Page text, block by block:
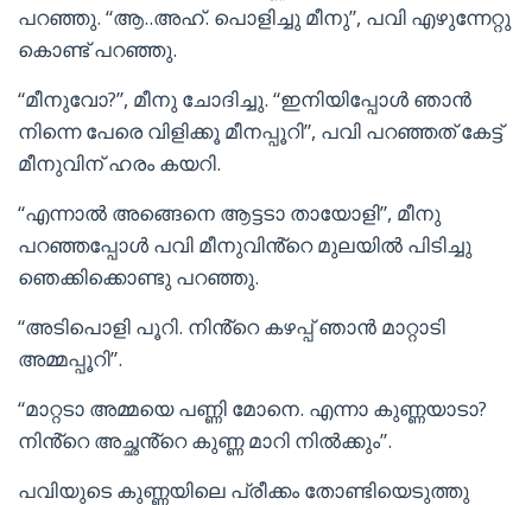
പറഞ്ഞു. “ആ..അഹ്. പൊളിച്ചു മീനു”, പവി എഴുന്നേറ്റു
കൊണ്ട് പറഞ്ഞു.
“മീനുവോ?”, മീനു ചോദിച്ചു. “ഇനിയിപ്പോൾ ഞാൻ
നിന്നെ പേരെ വിളിക്കൂ മീനപ്പൂറി”, പവി പറഞ്ഞത് കേട്ട്
മീനുവിന് ഹരം കയറി.
“എന്നാൽ അങ്ങെനെ ആട്ടടാ തായോളി”, മീനു
പറഞ്ഞപ്പോൾ പവി മീനുവിൻ്റെ മുലയിൽ പിടിച്ചു
ഞെക്കിക്കൊണ്ടു പറഞ്ഞു.
“അടിപൊളി പൂറി. നിൻ്റെ കഴപ്പ് ഞാൻ മാറ്റാടി
അമ്മപ്പൂറി”.
“മാറ്റടാ അമ്മയെ പണ്ണി മോനെ. എന്നാ കുണ്ണയാടാ?
നിൻ്റെ അച്ഛൻ്റെ കുണ്ണ മാറി നിൽക്കും”.
പവിയുടെ കുണ്ണയിലെ പ്രീക്കം തോണ്ടിയെടുത്തു